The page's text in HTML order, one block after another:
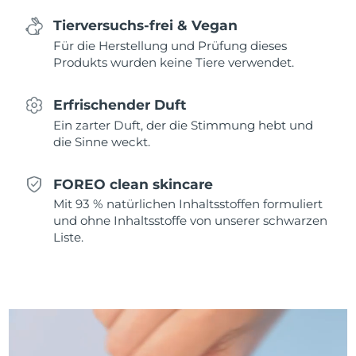
Tierversuchs-frei & Vegan
Für die Herstellung und Prüfung dieses
Produkts wurden keine Tiere verwendet.
Erfrischender Duft
Ein zarter Duft, der die Stimmung hebt und
die Sinne weckt.
FOREO clean skincare
Mit 93 % natürlichen Inhaltsstoffen formuliert
und ohne Inhaltsstoffe von unserer schwarzen
Liste.
Niederlande
Erwartete Lieferung
08/08/2026
Neuseeland
Oman
11/08/2026
Erwartete Lieferung